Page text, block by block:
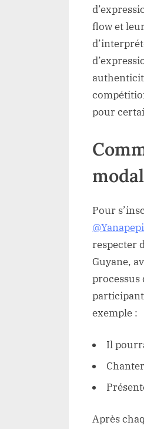
flow et
pour
Pour
respecter
Guyane,
processus
exemple :
Il
Après